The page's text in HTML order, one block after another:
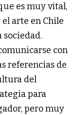
es muy vital,
arte en Chile
sociedad.
con
referencias de
del
para
pero muy